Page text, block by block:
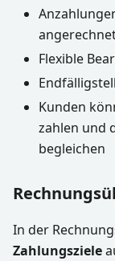
Flexible
Kunden
zahlen und
begleichen
In der
Zahlungsziele